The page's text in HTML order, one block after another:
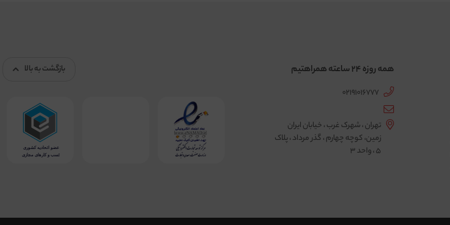
همه روزه 24 ساعته همراهتیم
02191016777
تهران ، شهرک غرب ، خیابان ایران
زمین، کوچه چهارم ، گذر مرداد ، پلاک
5 ، واحد 3
بازگشت به بالا